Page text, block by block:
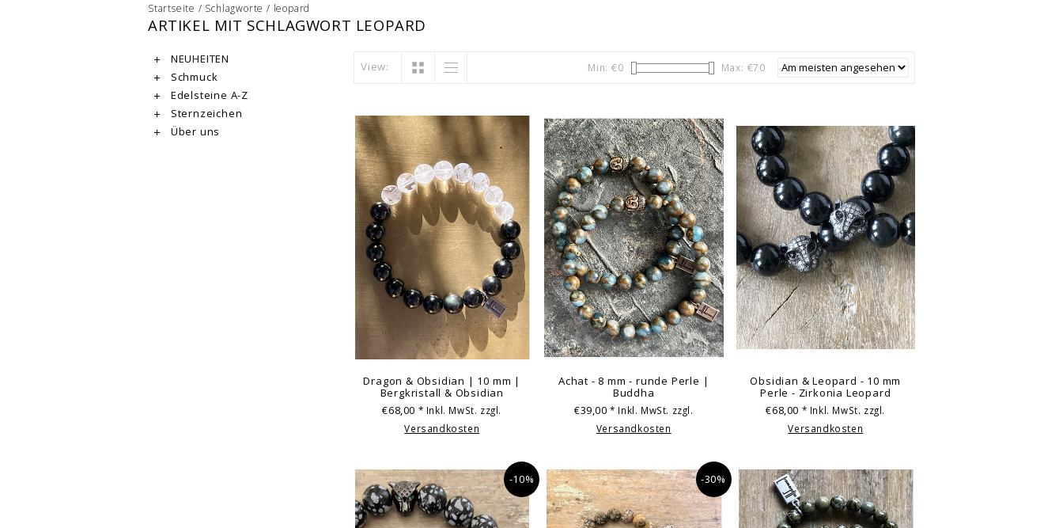
Startseite / Schlagworte / leopard
ARTIKEL MIT SCHLAGWORT LEOPARD
NEUHEITEN
Schmuck
Edelsteine A-Z
Sternzeichen
Über uns
View: Min: €0 Max: €70
Dragon & Obsidian | 10 mm |
Bergkristall & Obsidian
€68,00 * Inkl. MwSt. zzgl.
Versandkosten
Achat - 8 mm - runde Perle |
Buddha
€39,00* Inkl. MwSt. zzgl.
Versandkosten
Obsidian & Leopard - 10 mm
Perle - Zirkonia Leopard
€68,00 * Inkl. MwSt. zzgl.
Versandkosten
-10% -30%